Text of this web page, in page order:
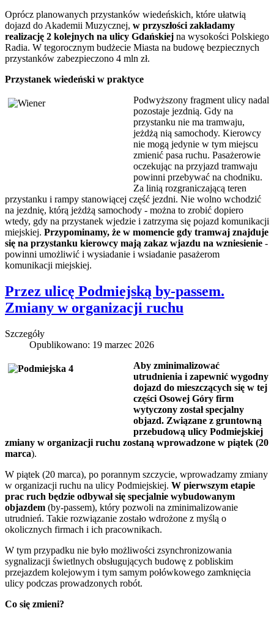
Oprócz planowanych przystanków wiedeńskich, które ułatwią
dojazd do Akademii Muzycznej, w przyszłości zakładamy
realizację 2 kolejnych na ulicy Gdańskiej na wysokości Polskiego
Radia. W tegorocznym budżecie Miasta na budowę bezpiecznych
przystanków zabezpieczono 4 mln zł.
Przystanek wiedeński w praktyce
Podwyższony fragment ulicy nadal
pozostaje jezdnią. Gdy na
przystanku nie ma tramwaju,
jeżdżą nią samochody. Kierowcy
nie mogą jedynie w tym miejscu
zmienić pasa ruchu. Pasażerowie
oczekując na przyjazd tramwaju
powinni przebywać na chodniku.
Za linią rozgraniczającą teren
przystanku i rampy stanowiącej część jezdni. Nie wolno wchodzić
na jezdnię, którą jeżdżą samochody - można to zrobić dopiero
wtedy, gdy na przystanek wjedzie i zatrzyma się pojazd komunikacji
miejskiej. Przypominamy, że w momencie gdy tramwaj znajduje
się na przystanku kierowcy mają zakaz wjazdu na wzniesienie -
powinni umożliwić i wysiadanie i wsiadanie pasażerom
komunikacji miejskiej.
Przez ulicę Podmiejską by-passem.
Zmiany w organizacji ruchu
Szczegóły
Opublikowano: 19 marzec 2026
Aby zminimalizować
utrudnienia i zapewnić wygodny
dojazd do mieszczących się w tej
części Osowej Góry firm
wytyczony został specjalny
objazd. Związane z gruntowną
przebudową ulicy Podmiejskiej
zmiany w organizacji ruchu zostaną wprowadzone w piątek (20
marca).
W piątek (20 marca), po porannym szczycie, wprowadzamy zmiany
w organizacji ruchu na ulicy Podmiejskiej. W pierwszym etapie
prac ruch będzie odbywał się specjalnie wybudowanym
objazdem (by-passem), który pozwoli na zminimalizowanie
utrudnień. Takie rozwiązanie zostało wdrożone z myślą o
okolicznych firmach i ich pracownikach.
W tym przypadku nie było możliwości zsynchronizowania
sygnalizacji świetlnych obsługujących budowę z pobliskim
przejazdem kolejowym i tym samym połówkowego zamknięcia
ulicy podczas prowadzonych robót.
Co się zmieni?